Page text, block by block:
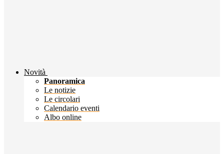
Novità
Panoramica
Le notizie
Le circolari
Calendario eventi
Albo online